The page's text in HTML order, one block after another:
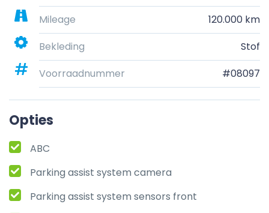
Mileage
120.000 km
Bekleding
Stof
Voorraadnummer
#08097
Opties
ABC
Parking assist system camera
Parking assist system sensors front